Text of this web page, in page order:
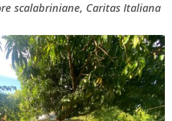
scalabriniane, Caritas Italiana